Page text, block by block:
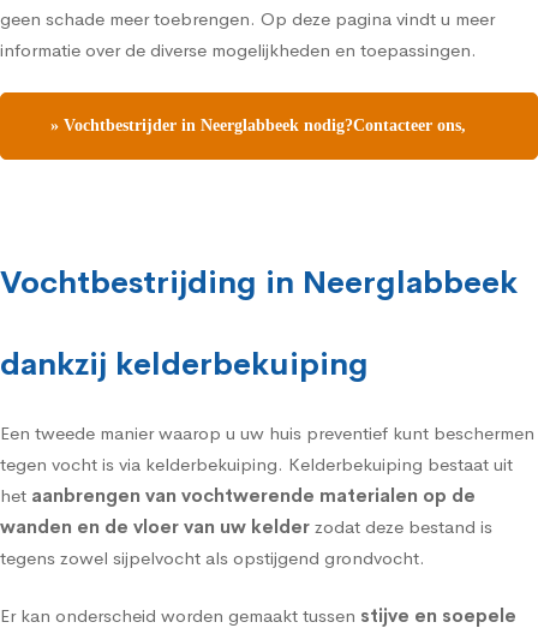
geen schade meer toebrengen. Op deze pagina vindt u meer
informatie over de diverse mogelijkheden en toepassingen.
» Vochtbestrijder in Neerglabbeek nodig?Contacteer ons,
Vochtbestrijding in Neerglabbeek
dankzij kelderbekuiping
Een tweede manier waarop u uw huis preventief kunt beschermen
tegen vocht is via kelderbekuiping. Kelderbekuiping bestaat uit
het aanbrengen van vochtwerende materialen op de
wanden en de vloer van uw kelder zodat deze bestand is
tegens zowel sijpelvocht als opstijgend grondvocht.
Er kan onderscheid worden gemaakt tussen stijve en soepele